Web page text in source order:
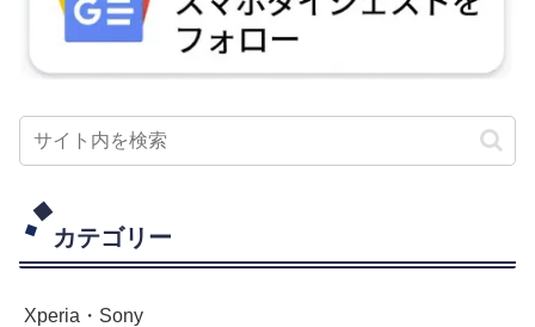
カテゴリー
Xperia・Sony